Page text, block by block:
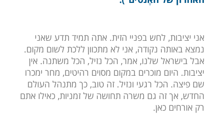
אני יציבות, לחש בפניי הזית. אתה תמיד תדע שאני
נמצא באותה נקודה, אני לא מתכוון ללכת לשום מקום.
אבל בישראל שלנו, אמר, הכל נזיל, הכל משתנה. אין
יציבות. היום מוכרים במקום מסוים רהיטים, מחר ימכרו
שם פיצה. הכל רגעי ונזיל. זה טוב, כך מתנהל העולם
החדש, אך זה גם משרה תחושה של זמניות, כאילו אתם
רק אורחים כאן.